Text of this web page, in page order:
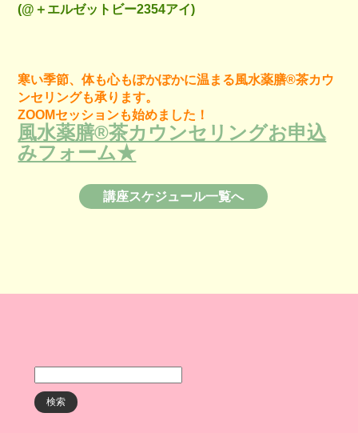
(@＋エルゼットビー2354アイ)
寒い季節、体も心もぽかぽかに温まる風水薬膳®︎茶カウ
ンセリングも承ります。
ZOOMセッションも始めました！
風水薬膳®︎茶カウンセリングお申込
みフォーム★
講座スケジュール一覧へ